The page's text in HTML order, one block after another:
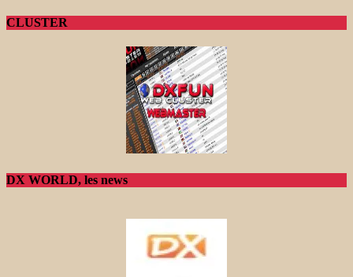
CLUSTER
DX WORLD, les news